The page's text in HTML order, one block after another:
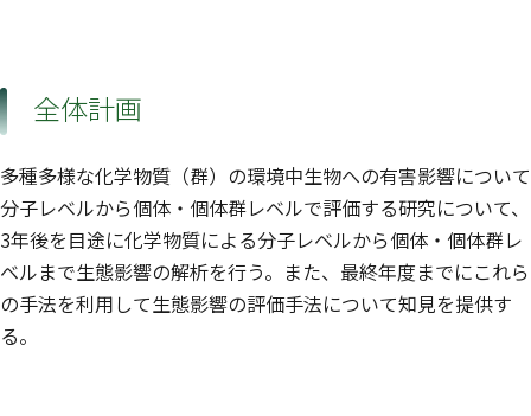
全体計画
多種多様な化学物質（群）の環境中生物への有害影響について
分子レベルから個体・個体群レベルで評価する研究について、
3年後を目途に化学物質による分子レベルから個体・個体群レ
ベルまで生態影響の解析を行う。また、最終年度までにこれら
の手法を利用して生態影響の評価手法について知見を提供す
る。